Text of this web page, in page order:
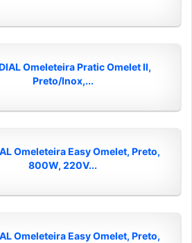
Omeleteira Pratic Omelet II,
Preto/Inox,...
Omeleteira Easy Omelet, Preto,
800W, 220V...
Omeleteira Easy Omelet, Preto,